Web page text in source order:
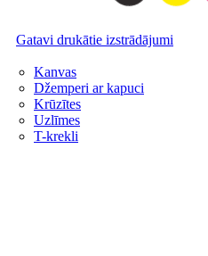
Gatavi drukātie izstrādājumi
Kanvas
Džemperi ar kapuci
Krūzītes
Uzlīmes
T-krekli